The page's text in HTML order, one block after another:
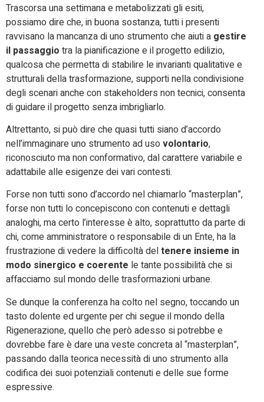
Trascorsa una settimana e metabolizzati gli esiti,
possiamo dire che, in buona sostanza, tutti i presenti
ravvisano la mancanza di uno strumento che aiuti a gestire
il passaggio tra la pianificazione e il progetto edilizio,
qualcosa che permetta di stabilire le invarianti qualitative e
strutturali della trasformazione, supporti nella condivisione
degli scenari anche con stakeholders non tecnici, consenta
di guidare il progetto senza imbrigliarlo.
Altrettanto, si può dire che quasi tutti siano d’accordo
nell’immaginare uno strumento ad usovolontario,
riconosciuto ma non conformativo, dal carattere variabile e
adattabile alle esigenze dei vari contesti.
Forse non tutti sono d’accordo nel chiamarlo “masterplan”,
forse non tutti lo concepiscono con contenuti e dettagli
analoghi, ma certo l’interesse è alto, soprattutto da parte di
chi, come amministratore o responsabile di un Ente, ha la
frustrazione di vedere la difficoltà deltenere insieme in
modo sinergico e coerente le tante possibilità che si
affacciamo sul mondo delle trasformazioni urbane.
Se dunque la conferenza ha colto nel segno, toccando un
tasto dolente ed urgente per chi segue il mondo della
Rigenerazione, quello che però adesso si potrebbe e
dovrebbe fare è dare una veste concreta al “masterplan”,
passando dalla teorica necessità di uno strumento alla
codifica dei suoi potenziali contenuti e delle sue forme
espressive.